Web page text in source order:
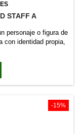
STAFF A
personaje o figura de
con identidad propia,
un papel relevante en
pieza central de una
temático.
-15%